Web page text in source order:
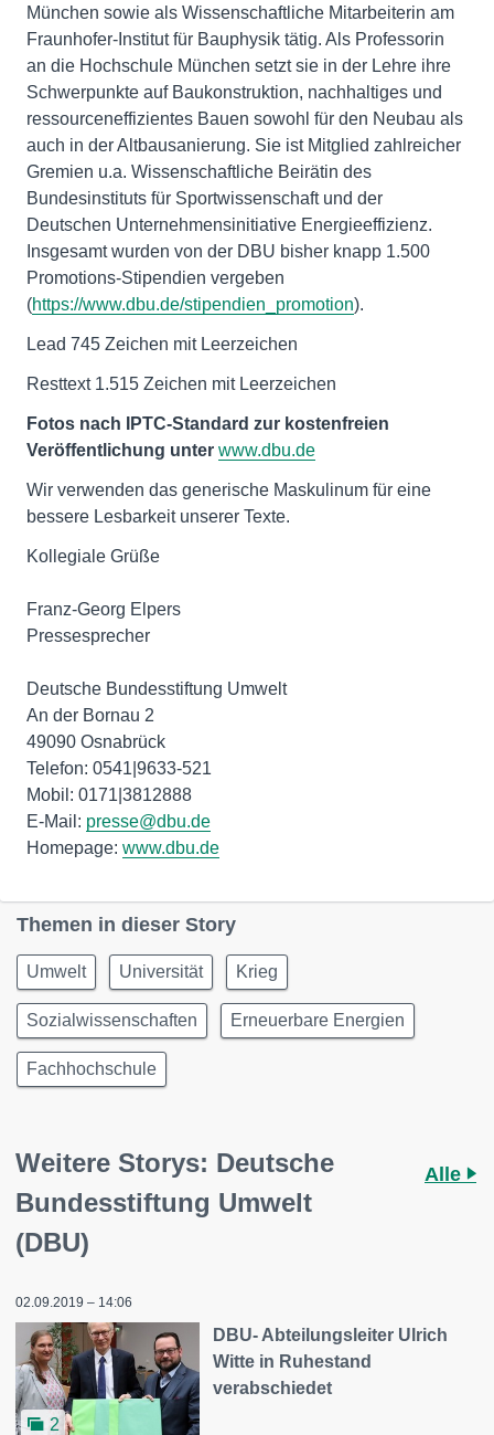
München sowie als Wissenschaftliche Mitarbeiterin am
Fraunhofer-Institut für Bauphysik tätig. Als Professorin
an die Hochschule München setzt sie in der Lehre ihre
Schwerpunkte auf Baukonstruktion, nachhaltiges und
ressourceneffizientes Bauen sowohl für den Neubau als
auch in der Altbausanierung. Sie ist Mitglied zahlreicher
Gremien u.a. Wissenschaftliche Beirätin des
Bundesinstituts für Sportwissenschaft und der
Deutschen Unternehmensinitiative Energieeffizienz.
Insgesamt wurden von der DBU bisher knapp 1.500
Promotions-Stipendien vergeben
(https://www.dbu.de/stipendien_promotion).
Lead 745 Zeichen mit Leerzeichen
Resttext 1.515 Zeichen mit Leerzeichen
Fotos nach IPTC-Standard zur kostenfreien
Veröffentlichung unter www.dbu.de
Wir verwenden das generische Maskulinum für eine
bessere Lesbarkeit unserer Texte.
Kollegiale Grüße
Franz-Georg Elpers
Pressesprecher
Deutsche Bundesstiftung Umwelt
An der Bornau 2
49090 Osnabrück
Telefon: 0541|9633-521
Mobil: 0171|3812888
E-Mail: presse@dbu.de
Homepage: www.dbu.de
Themen in dieser Story
Umwelt Universität Krieg
Sozialwissenschaften Erneuerbare Energien
Fachhochschule
Weitere Storys: Deutsche
Bundesstiftung Umwelt
(DBU)
Alle
02.09.2019 – 14:06
2
DBU- Abteilungsleiter Ulrich
Witte in Ruhestand
verabschiedet